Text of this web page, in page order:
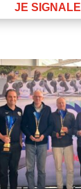
JE SIGNALE